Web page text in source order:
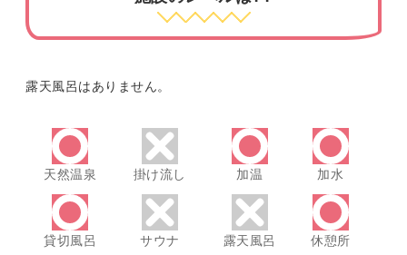
露天風呂はありません。
天然温泉 掛け流し 加温 加水
貸切風呂 サウナ 露天風呂 休憩所